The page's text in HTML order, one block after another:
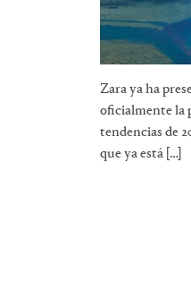
Zara ya ha
oficialmente la
tendencias de
que ya está […]